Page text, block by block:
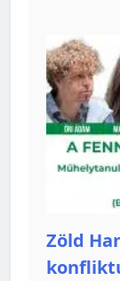
Zöld